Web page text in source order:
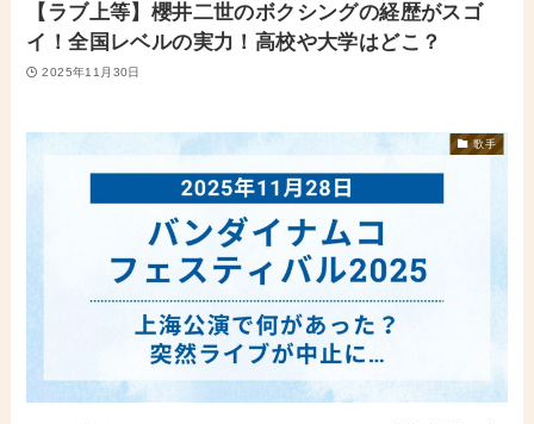
【ラブ上等】櫻井二世のボクシングの経歴がスゴ
イ！全国レベルの実力！高校や大学はどこ？
2025年11月30日
歌手